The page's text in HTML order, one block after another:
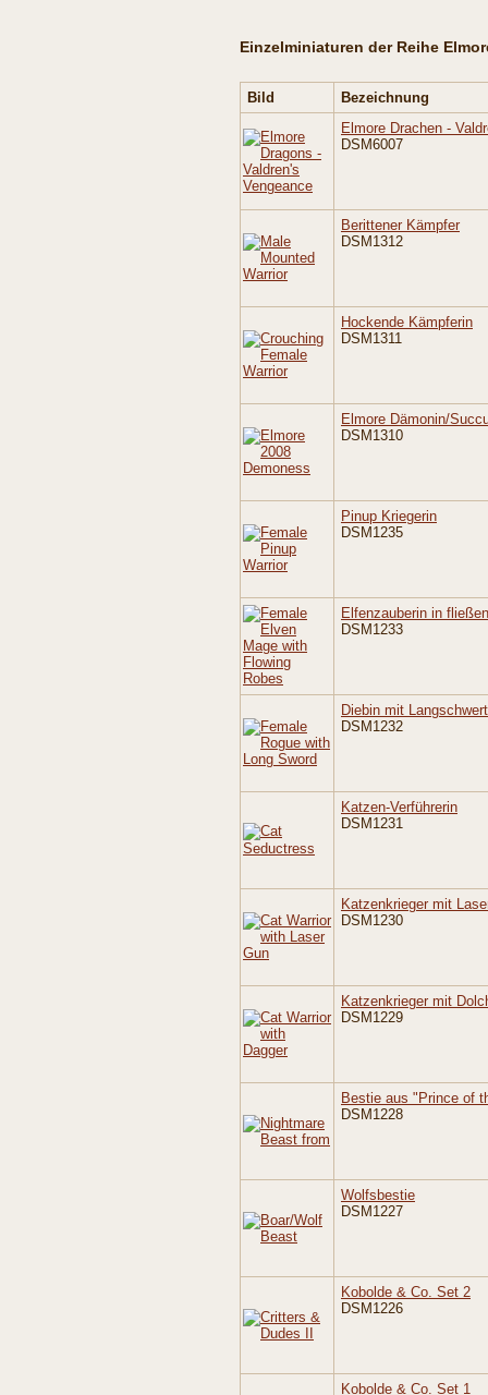
Einzelminiaturen der Reihe
Bild
Bezeichnung
Elmore Drachen -
DSM6007
Berittener Kämpfer
DSM1312
Hockende Kämpferin
DSM1311
Elmore Dämonin/
DSM1310
Pinup Kriegerin
DSM1235
Elfenzauberin in
DSM1233
Diebin mit Langschwert
DSM1232
Katzen-Verführerin
DSM1231
Katzenkrieger mit
DSM1230
Katzenkrieger mit
DSM1229
Bestie aus "Prince of
DSM1228
Wolfsbestie
DSM1227
Kobolde & Co. Set 2
DSM1226
Kobolde & Co. Set 1